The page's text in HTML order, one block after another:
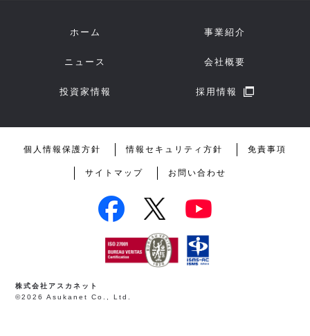
ホーム 事業紹介
ニュース 会社概要
投資家情報 採用情報
個人情報保護方針 情報セキュリティ方針 免責事項
サイトマップ お問い合わせ
株式会社アスカネット
©2026 Asukanet Co., Ltd.